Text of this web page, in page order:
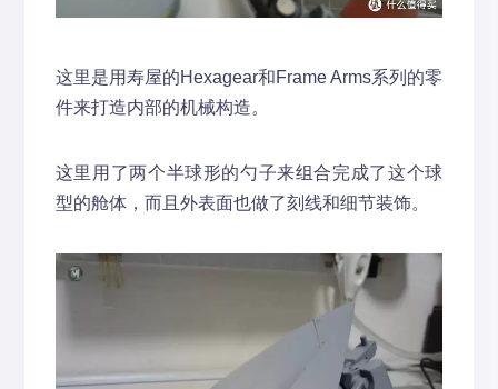
这里是用寿屋的Hexagear和Frame Arms系列的零
件来打造内部的机械构造。
这里用了两个半球形的勺子来组合完成了这个球
型的舱体，而且外表面也做了刻线和细节装饰。